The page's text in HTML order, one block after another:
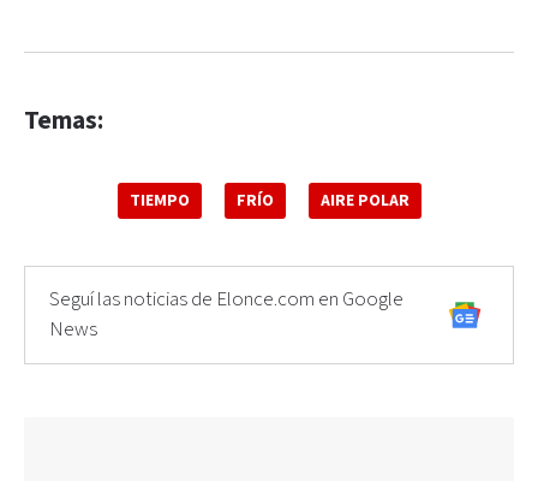
Temas:
TIEMPO FRÍO AIRE POLAR
Seguí las noticias de Elonce.com en Google
News